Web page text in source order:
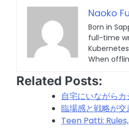
Naoko
Born in
full-time
When
Related Posts:
自宅にいながら
臨場感と戦略が
Teen Patti: